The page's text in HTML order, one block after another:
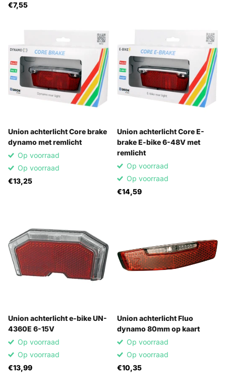
€7,55
Union achterlicht Core brake
dynamo met remlicht
Op voorraad
Op voorraad
€13,25
Union achterlicht Core E-
brake E-bike 6-48V met
remlicht
Op voorraad
Op voorraad
€14,59
Union achterlicht e-bike UN-
4360E 6-15V
Op voorraad
Op voorraad
€13,99
Union achterlicht Fluo
dynamo 80mm op kaart
Op voorraad
Op voorraad
€10,35